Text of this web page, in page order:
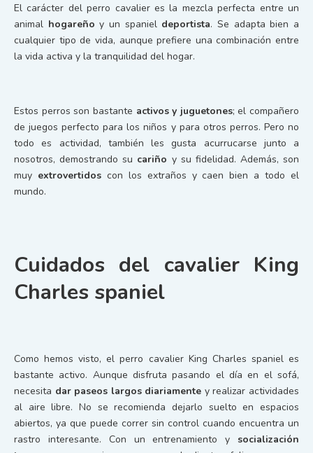
El carácter del perro cavalier es la mezcla perfecta entre un
animal hogareño y un spaniel deportista. Se adapta bien a
cualquier tipo de vida, aunque prefiere una combinación entre
la vida activa y la tranquilidad del hogar.
Estos perros son bastante activos y juguetones; el compañero
de juegos perfecto para los niños y para otros perros. Pero no
todo es actividad, también les gusta acurrucarse junto a
nosotros, demostrando su cariño y su fidelidad. Además, son
muy extrovertidoscon los extraños y caen bien a todo el
mundo.
Cuidados del cavalier King
Charles spaniel
Como hemos visto, el perro cavalier King Charles spaniel es
bastante activo. Aunque disfruta pasando el día en el sofá,
necesita dar paseos largos diariamente y realizar actividades
al aire libre. No se recomienda dejarlo suelto en espacios
abiertos, ya que puede correr sin control cuando encuentra un
rastro interesante. Con un entrenamiento y socialización